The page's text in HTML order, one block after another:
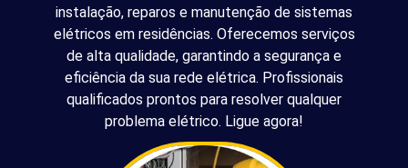
instalação, reparos e manutenção de sistemas
elétricos em residências. Oferecemos serviços
de alta qualidade, garantindo a segurança e
eficiência da sua rede elétrica. Profissionais
qualificados prontos para resolver qualquer
problema elétrico. Ligue agora!